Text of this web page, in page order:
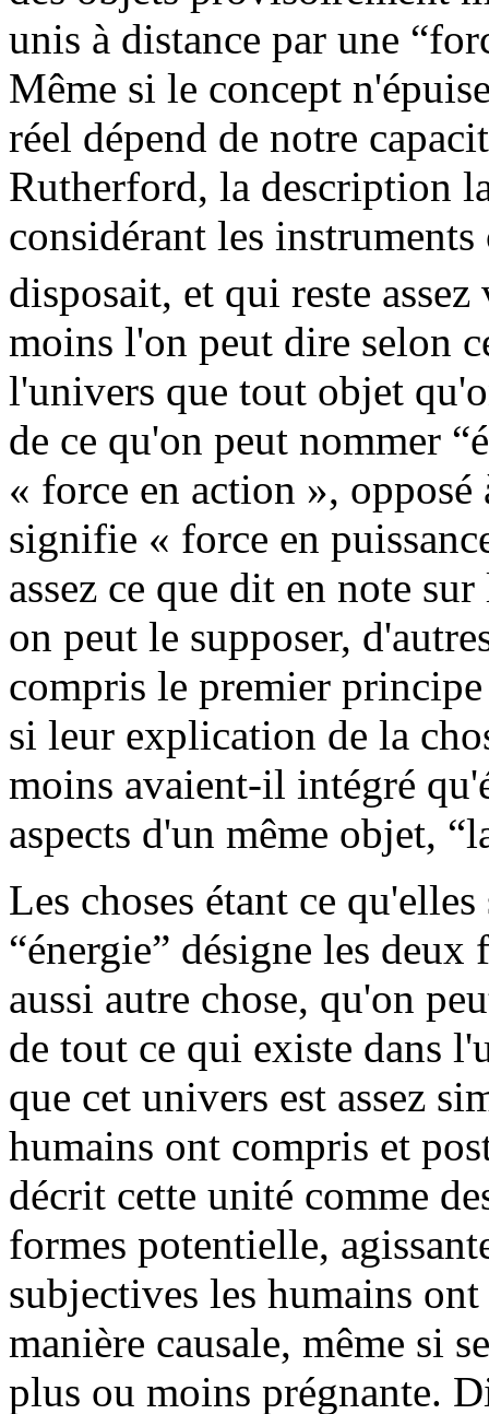
unis à distance par une
Même si le concept
réel dépend de notre
Rutherford, la description
considérant les
disposait, et qui reste
moins l'on peut dire selon
l'univers que tout objet
de ce qu'on peut nommer
« force en action »,
signifie « force en
assez ce que dit en note
on peut le supposer,
compris le premier
si leur explication de la
moins avaient-il intégré
aspects d'un même objet,
Les choses étant ce
“énergie” désigne les deux
aussi autre chose, qu'on
de tout ce qui existe dans
que cet univers est assez
humains ont compris et
décrit cette unité comme
formes potentielle,
subjectives les humains
manière causale, même si
plus ou moins prégnante.